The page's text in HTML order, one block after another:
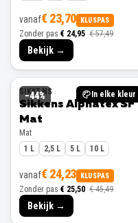
vanaf€ 23,70 KLUSPAS
Zonder pas € 24,95 € 57,49
Bekijk →
−44% In elke kleur
SIKKENS
Sikkens Alphatex SF
Mat
Mat
1 L
2,5 L 5 L 10 L
vanaf€ 24,23 KLUSPAS
Zonder pas € 25,50 € 45,49
Bekijk →